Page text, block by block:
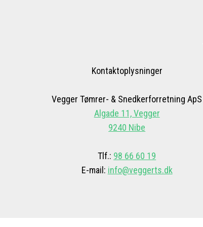
​Kontaktoplysninger
Vegger Tømrer- & Snedkerforretning ApS
Algade 11, Vegger
9240 Nibe​
​​​Tlf.: 98 66 60 19
E-mail: info@veggerts.dk